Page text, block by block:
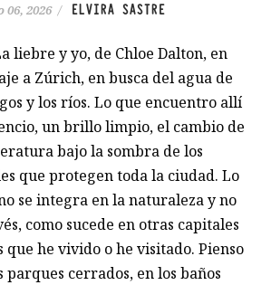
06, 2026 / ELVIRA SASTRE
liebre y yo, de Chloe Dalton, en
a Zúrich, en busca del agua de
y los ríos. Lo que encuentro allí
un brillo limpio, el cambio de
bajo la sombra de los
que protegen toda la ciudad. Lo
se integra en la naturaleza y no
como sucede en otras capitales
que he vivido o he visitado. Pienso
parques cerrados, en los baños